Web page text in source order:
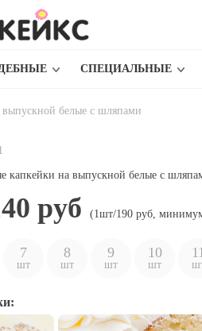
СПЕЦИАЛЬНЫЕ
белые с шляпами
капкейки на выпускной белые с
руб (1шт/190 руб,
7
шт
8
шт
9
шт
10
шт